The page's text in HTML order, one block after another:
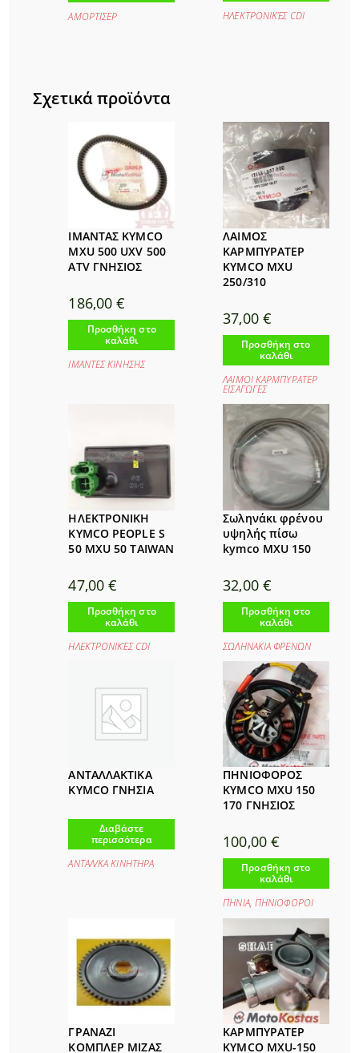
ΑΜΟΡΤΙΣΕΡ
ΗΛΕΚΤΡΟΝΙΚΈΣ CDI
Σχετικά προϊόντα
ΙΜΑΝΤΑΣ KYMCO
MXU 500 UXV 500
ATV ΓΝΗΣΙΟΣ
186,00€
Προσθήκη στο
καλάθι
ΙΜΑΝΤΕΣ ΚΙΝΗΣΗΣ
ΛΑΙΜΟΣ
ΚΑΡΜΠΥΡΑΤΕΡ
KYMCO MXU
250/310
37,00 €
Προσθήκη στο
καλάθι
ΛΑΙΜΟΙ ΚΑΡΜΠΥΡΑΤΕΡ
ΕΙΣΑΓΩΓΕΣ
ΗΛΕΚΤΡΟΝΙΚΗ
KYMCO PEOPLE S
50 MXU 50 TAIWAN
47,00€
Προσθήκη στο
καλάθι
ΗΛΕΚΤΡΟΝΙΚΈΣ CDI
Σωληνάκι φρένου
υψηλής πίσω
kymco MXU 150
32,00 €
Προσθήκη στο
καλάθι
ΣΩΛΗΝΑΚΙΑ ΦΡΕΝΩΝ
ΑΝΤΑΛΛΑΚΤΙΚΑ
KYMCO ΓΝΗΣΙΑ
Διαβάστε
περισσότερα
ΑΝΤΑΛ/ΚΑ ΚΙΝΗΤΗΡΑ
ΠΗΝΙΟΦΟΡΟΣ
KYMCO MXU 150
170 ΓΝΗΣΙΟΣ
100,00 €
Προσθήκη στο
καλάθι
ΠΗΝΙΑ, ΠΗΝΙΟΦΟΡΟΙ
ΓΡΑΝΑΖΙ
ΚΟΜΠΛΕΡ ΜΙΖΑΣ
ΚΑΡΜΠΥΡΑΤΕΡ
KYMCO MXU-150